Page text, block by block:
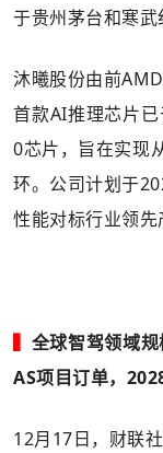
于贵州茅台和寒武
沐曦股份由前
首款AI推理芯片
0芯片，旨在实现
环。公司计划于
性能对标行业领先
全球智驾领域
AS项目订单，
12月17日，财联